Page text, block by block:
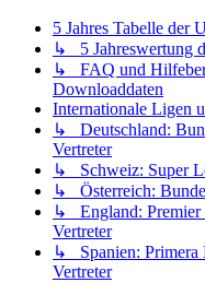
5 Jahres Tabelle der
↳ 5 Jahreswertung
↳ FAQ und
Downloaddaten
Internationale Ligen
↳ Deutschland:
Vertreter
↳ Schweiz: Super
↳ Österreich:
↳ England: Premier
Vertreter
↳ Spanien: Primera
Vertreter